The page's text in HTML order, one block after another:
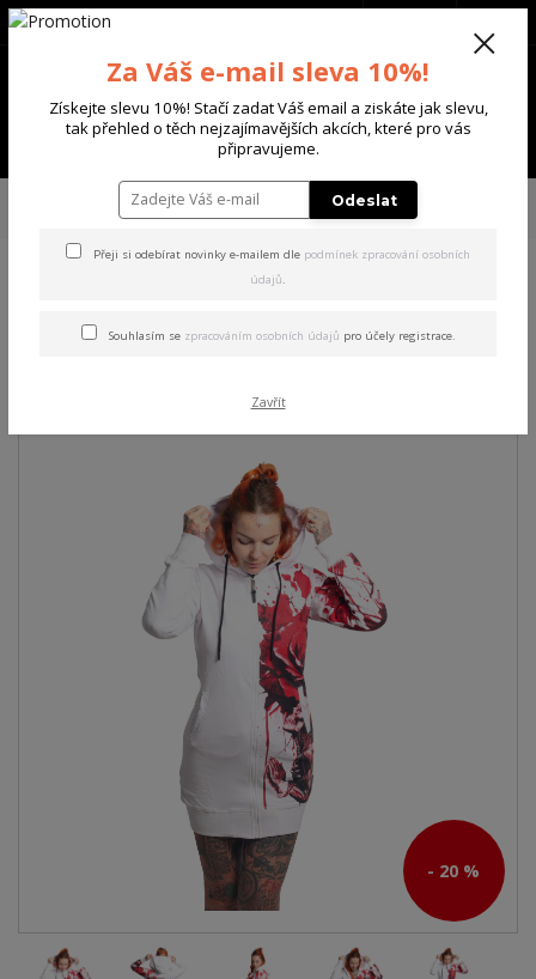
Menu
+420 702 136 620
MIKINY
Yakuza dámská mikina na zip Pray Long Zip
Pray Long Zip Hoodie
- 20 %
Za Váš e-mail sleva 10%!
Získejte slevu 10%! Stačí zadat Váš email a ziskáte jak slevu,
tak přehled o těch nejzajímavějších akcích, které pro vás
připravujeme.
Odeslat
Přeji si odebírat novinky e-mailem dle podmínek zpracování osobních
údajů.
Souhlasím se zpracováním osobních údajů pro účely registrace.
Zavřít